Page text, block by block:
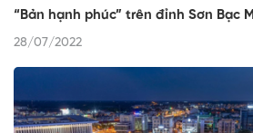
“Bản hạnh phúc” trên đỉnh Sơn Bạc
28/07/2022